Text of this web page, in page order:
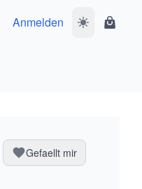
Anmelden
Gefaellt mir